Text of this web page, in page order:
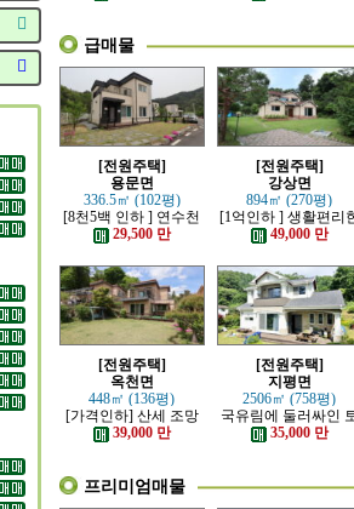
전원주택
급매물
[전원주택]
용문면
336.5㎡ (102평)
[8천5백 인하 ] 연수천
가까운 튼튼하게 잘지
은 전원주택
29,500 만
[전원주택]
강상면
894㎡ (270평)
[1억인하 ] 생활편리
정남향의 관리 잘된
49,000 만
[전원주택]
옥천면
448㎡ (136평)
[가격인하] 산세 조망
좋은 남향 전원주택
39,000 만
[전원주택]
지평면
2506㎡ (758평)
국유림에 둘러싸인
지 넓은 전원주택
35,000 만
프리미엄매물